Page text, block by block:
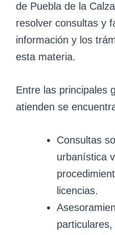
de Puebla de la
resolver consultas y
información y los
esta materia.
Entre las principales
atienden se
Consultas
urbanística
licencias.